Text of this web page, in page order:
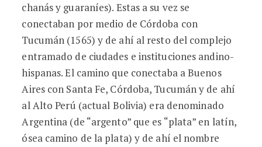
chanás y guaraníes). Estas a su vez se
conectaban por medio de Córdoba con
Tucumán (1565) y de ahí al resto del complejo
entramado de ciudades e instituciones andino-
hispanas. El camino que conectaba a Buenos
Aires con Santa Fe, Córdoba, Tucumán y de ahí
al Alto Perú (actual Bolivia) era denominado
Argentina (de “argento” que es “plata” en latín,
ósea camino de la plata) y de ahí el nombre